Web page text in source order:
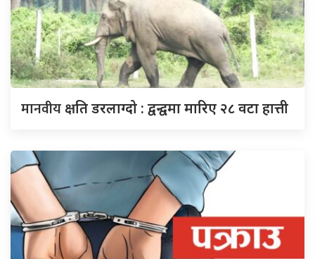
मानवीय क्षति डरलाग्दो : द्वन्द्वमा मारिए २८ वटा हात्ती